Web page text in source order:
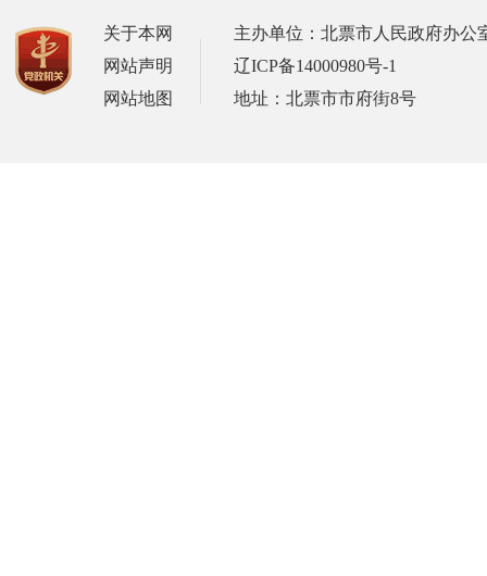
关于本网
网站声明
网站地图
主办单位：北票市人民政府办公
辽ICP备14000980号-1
地址：北票市市府街8号